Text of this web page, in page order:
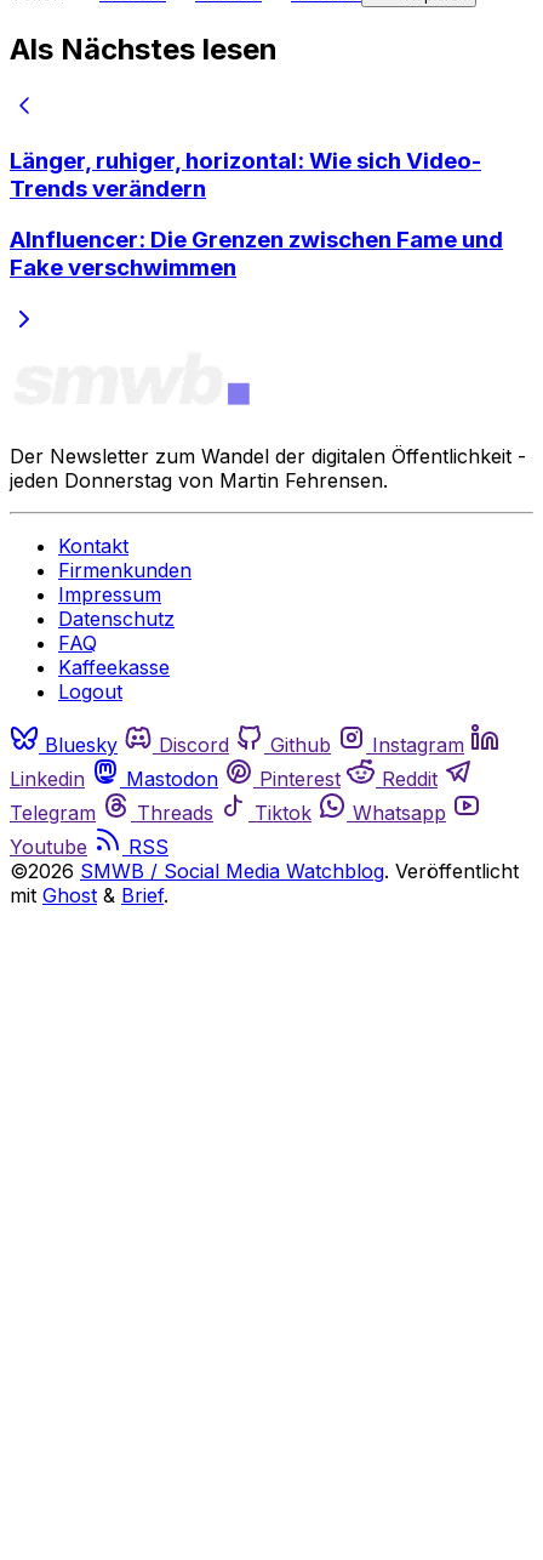
Als Nächstes lesen
Länger, ruhiger, horizontal: Wie sich Video-
Trends verändern
AInfluencer: Die Grenzen zwischen Fame und
Fake verschwimmen
Der Newsletter zum Wandel der digitalen Öffentlichkeit -
jeden Donnerstag von Martin Fehrensen.
Kontakt
Firmenkunden
Impressum
Datenschutz
FAQ
Kaffeekasse
Logout
Bluesky Discord Github
Instagram
Linkedin
Mastodon Pinterest
Reddit
Telegram
Threads Tiktok
Whatsapp
Youtube
RSS
©2026 SMWB / Social Media Watchblog. Veröffentlicht
mit Ghost & Brief.